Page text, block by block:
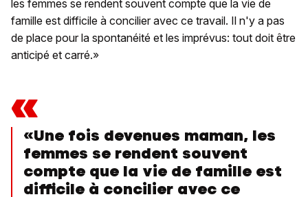
les femmes se rendent souvent compte que la vie de
famille est difficile à concilier avec ce travail. Il n'y a pas
de place pour la spontanéité et les imprévus: tout doit être
anticipé et carré.»
«
«Une fois devenues maman, les
femmes se rendent souvent
compte que la vie de famille est
difficile à concilier avec ce